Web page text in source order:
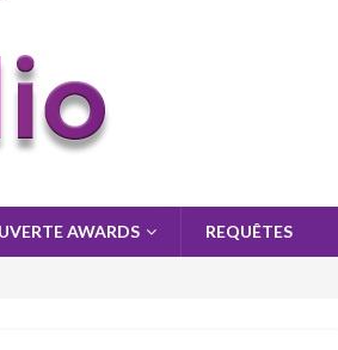
AWARDS REQUÊTES